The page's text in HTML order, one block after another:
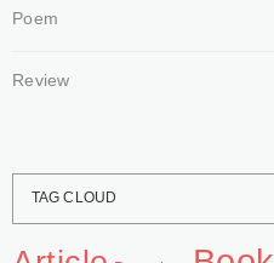
Poem
Review
TAG CLOUD